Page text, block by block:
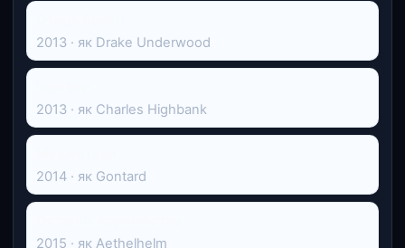
2013 · як Drake Underwood
2013 · як Charles Highbank
2014 · як Gontard
2015 · як Aethelhelm